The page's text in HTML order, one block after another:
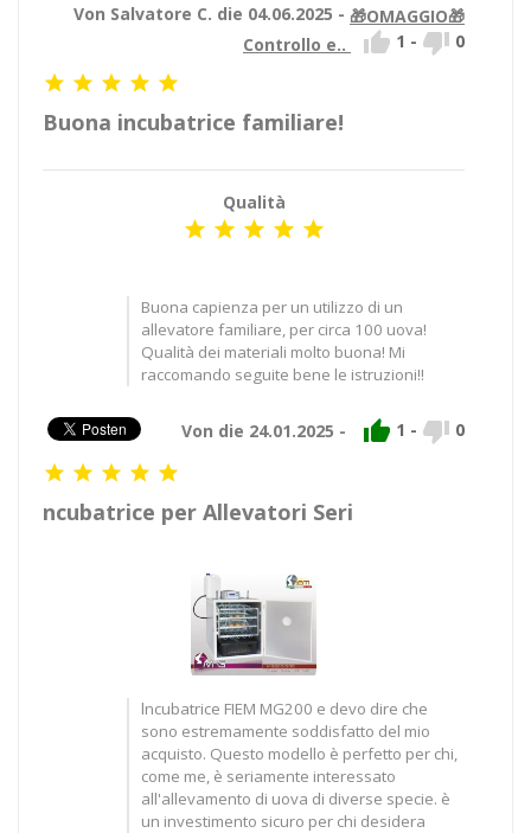
Von Salvatore C. die 04.06.2025 - 🎁OMAGGIO🎁
Controllo e..
 1 -  0
    
Buona incubatrice familiare!
Qualità
    
Buona capienza per un utilizzo di un
allevatore familiare, per circa 100 uova!
Qualità dei materiali molto buona! Mi
raccomando seguite bene le istruzioni!!
Von die 24.01.2025 -  1 -  0
    
ncubatrice per Allevatori Seri
lncubatrice FIEM MG200 e devo dire che
sono estremamente soddisfatto del mio
acquisto. Questo modello è perfetto per chi,
come me, è seriamente interessato
all'allevamento di uova di diverse specie. è
un investimento sicuro per chi desidera